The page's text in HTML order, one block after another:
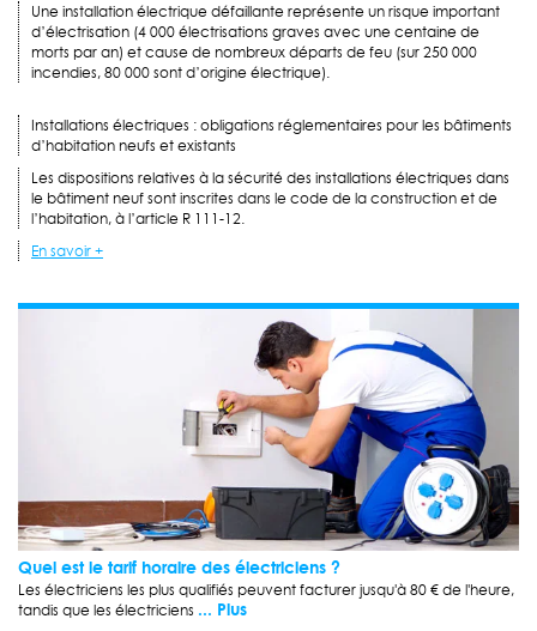
Une installation électrique défaillante représente un risque important
d’électrisation (4 000 électrisations graves avec une centaine de
morts par an) et cause de nombreux départs de feu (sur 250 000
incendies, 80 000 sont d’origine électrique).
Installations électriques : obligations réglementaires pour les bâtiments
d’habitation neufs et existants
Les dispositions relatives à la sécurité des installations électriques dans
le bâtiment neuf sont inscrites dans le code de la construction et de
l’habitation, à l’article R 111-12.
En savoir +
Quel est le tarif horaire des électriciens ?
Les électriciens les plus qualifiés peuvent facturer jusqu'à 80 € de l'heure,
tandis que les électriciens ... Plus